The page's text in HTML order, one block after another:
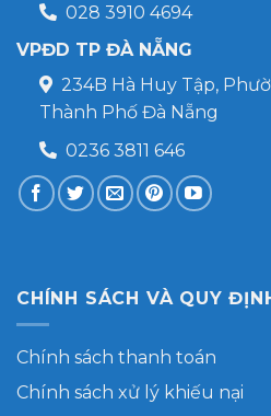
028 3910 4694
VPĐD TP ĐÀ NẴNG
234B Hà Huy Tập,
Thành Phố Đà Nẵng
0236 3811 646
CHÍNH SÁCH VÀ QUY
Chính sách thanh toán
Chính sách xử lý khiếu nại